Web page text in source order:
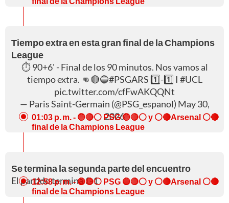
Tiempo extra en esta gran final de la Champions
League
⏱️ 90+6' - Final de los 90 minutos. Nos vamos al
tiempo extra. 👊🔴🔵#PSGARS 1️⃣-1️⃣ I #UCL
pic.twitter.com/cfFwAKQQNt
— Paris Saint-Germain (@PSG_espanol) May 30,
2026
01:03 p. m.- 🔵🔴⚪ PSG 🔵🔴⚪ y ⚪🔴Arsenal ⚪🔴
final de la Champions League
Se termina la segunda parte del encuentro
El partido termina 1-1
12:58 p. m.- 🔵🔴⚪ PSG 🔵🔴⚪ y ⚪🔴Arsenal ⚪🔴
final de la Champions League